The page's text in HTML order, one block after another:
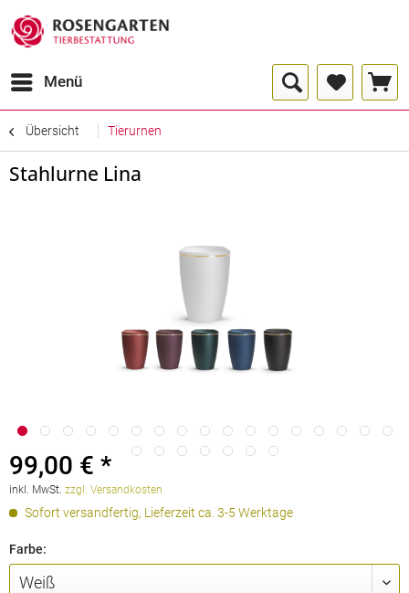
Menü
Übersicht Tierurnen
Stahlurne Lina
99,00 € *
inkl. MwSt. zzgl. Versandkosten
Sofort versandfertig, Lieferzeit ca. 3-5 Werktage
Farbe: